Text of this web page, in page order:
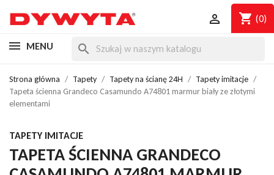
shopping_cart (0)

MENU search
Strona główna Tapety Tapety na ścianę 24H
Tapety imitacje
Tapeta ścienna Grandeco Casamundo A74801 marmur biały ze złotymi
elementami
TAPETY IMITACJE
TAPETA ŚCIENNA GRANDECO